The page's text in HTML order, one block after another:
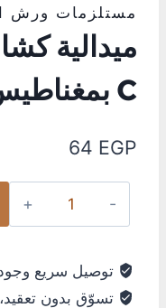
مستلزمات ورش
C بمغناطيس وزاوية 90 درجة
64 EGP
توصيل سريع
تسوّق بدون